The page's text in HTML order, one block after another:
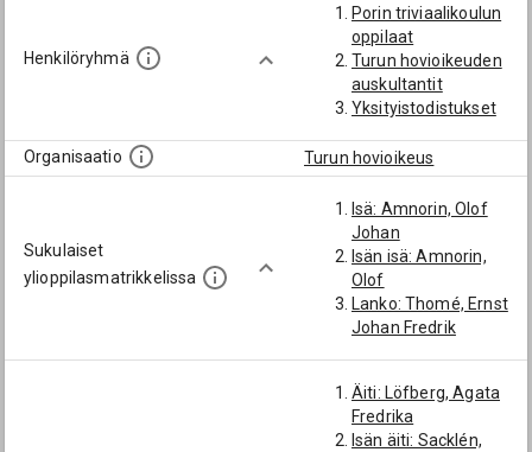
Henkilöryhmä
Porin triviaalikoulun
oppilaat
Turun hovioikeuden
auskultantit
Yksityistodistukset
Organisaatio Turun hovioikeus
Sukulaiset
ylioppilasmatrikkelissa
Isä: Amnorin, Olof
Johan
Isän isä: Amnorin,
Olof
Lanko: Thomé, Ernst
Johan Fredrik
Äiti: Löfberg, Agata
Fredrika
Isän äiti: Sacklén,